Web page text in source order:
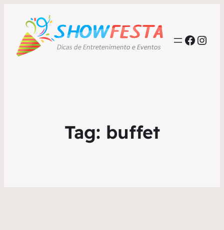
Tag: buffet